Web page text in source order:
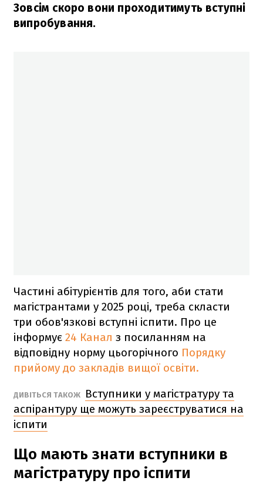
Зовсім скоро вони проходитимуть вступні
випробування.
Частині абітурієнтів для того, аби стати
магістрантами у 2025 році, треба скласти
три обов'язкові вступні іспити. Про це
інформує 24 Канал з посиланням на
відповідну норму цьогорічного Порядку
прийому до закладів вищої освіти.
ДИВІТЬСЯ ТАКОЖ
Вступники у магістратуру та
аспірантуру ще можуть зареєструватися на
іспити
Що мають знати вступники в
магістратуру про іспити